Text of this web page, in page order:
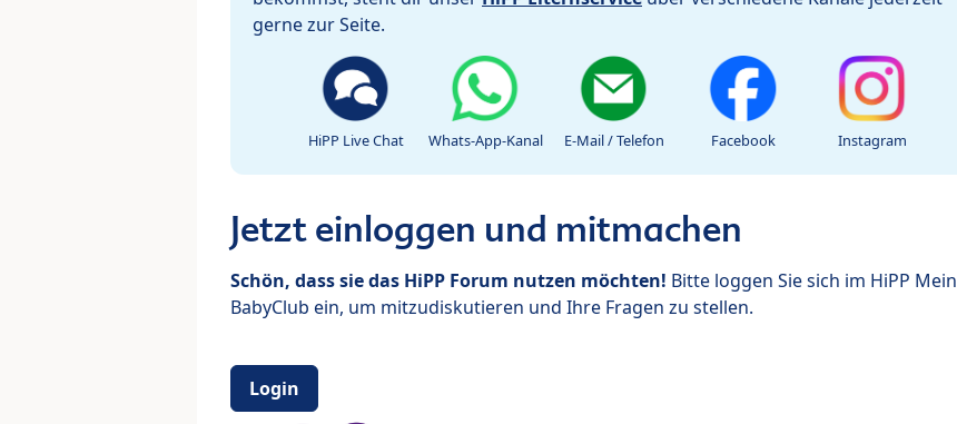
gerne zur Seite.
HiPP Live Chat Whats-App-Kanal E-Mail / Telefon Facebook Instagram
Jetzt einloggen und mitmachen
Schön, dass sie das HiPP Forum nutzen möchten! Bitte loggen Sie sich im HiPP Mein
BabyClub ein, um mitzudiskutieren und Ihre Fragen zu stellen.
Login